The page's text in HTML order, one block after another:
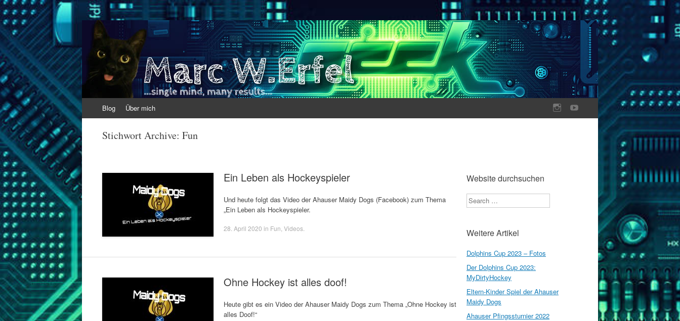
Marc Werfel
Single mind. Many results.
Inhalt
Blog Über mich
Stichwort Archive: Fun
Ein Leben als Hockeyspieler
Und heute folgt das Video der Ahauser Maidy Dogs (Facebook) zum Thema
„Ein Leben als Hockeyspieler.
28. April 2020 in Fun Videos
Ohne Hockey ist alles doof!
Heute gibt es ein Video der Ahauser Maidy Dogs zum Thema „Ohne Hockey ist
alles Doof!“
Website durchsuchen
Search
Weitere Artikel
Dolphins Cup 2023 – Fotos
Der Dolphins Cup 2023:
MyDirtyHockey
Eltern-Kinder Spiel der Ahauser
Maidy Dogs
Ahauser Pfingssturnier 2022